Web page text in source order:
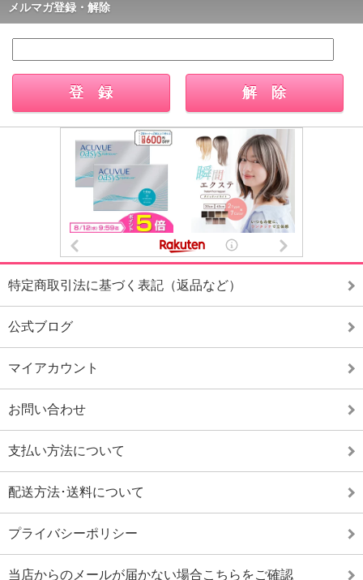
メルマガ登録・解除
特定商取引法に基づく表記（返品など）
公式ブログ
マイアカウント
お問い合わせ
支払い方法について
配送方法･送料について
プライバシーポリシー
当店からのメールが届かない場合こちらをご確認